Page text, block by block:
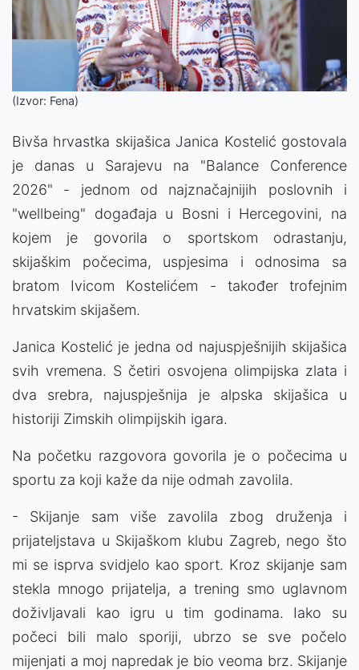
(Izvor: Fena)
Bivša hrvastka skijašica Janica Kostelić gostovala
je danas u Sarajevu na "Balance Conference
2026" - jednom od najznačajnijih poslovnih i
"wellbeing" događaja u Bosni i Hercegovini, na
kojem je govorila o sportskom odrastanju,
skijaškim počecima, uspjesima i odnosima sa
bratom Ivicom Kostelićem - također trofejnim
hrvatskim skijašem.
Janica Kostelić je jedna od najuspješnijih skijašica
svih vremena. S četiri osvojena olimpijska zlata i
dva srebra, najuspješnija je alpska skijašica u
historiji Zimskih olimpijskih igara.
Na početku razgovora govorila je o počecima u
sportu za koji kaže da nije odmah zavolila.
- Skijanje sam više zavolila zbog druženja i
prijateljstava u Skijaškom klubu Zagreb, nego što
mi se isprva svidjelo kao sport. Kroz skijanje sam
stekla mnogo prijatelja, a trening smo uglavnom
doživljavali kao igru u tim godinama. Iako su
počeci bili malo sporiji, ubrzo se sve počelo
mijenjati a moj napredak je bio veoma brz. Skijanje